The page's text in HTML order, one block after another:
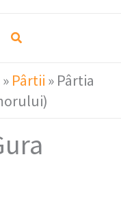
» Pârtii » Pârtia